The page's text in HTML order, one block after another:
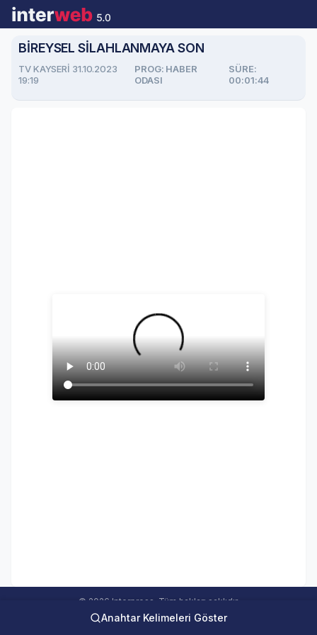
BİREYSEL SİLAHLANMAYA SON
TV KAYSERİ 31.10.2023
19:19
PROG: HABER
ODASI
SÜRE:
00:01:44
Anahtar Kelimeleri Göster
© 2026 Interpress. Tüm hakları saklıdır.
interweb Online Medya Takip Sistemi Ver 5.00